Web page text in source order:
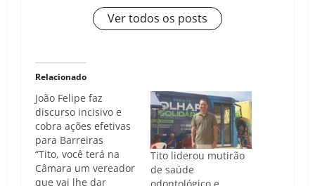
Ver todos os posts
Relacionado
João Felipe faz
discurso incisivo e
cobra ações efetivas
para Barreiras
“Tito, você terá na
Câmara um vereador
que vai lhe dar
Tito liderou mutirão
de saúde